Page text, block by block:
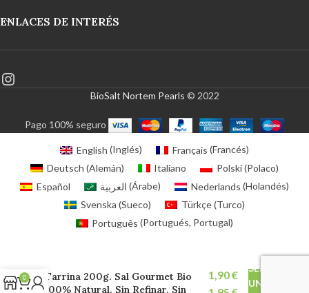
ENLACES DE INTERÉS
BioSalt Nortem Pearls © 2022
Pago 100% seguro
Tarrina 200g. Sal Gourmet Bio
100% Natural. Sin Refinar. Sin
SELECCIONA
UNA
0
English (Inglés) Français (Francés)
Deutsch (Alemán) Italiano Polski(Polaco)
Español
العربية (Árabe) Nederlands (Holandés)
Svenska (Sueco) Türkçe(Turco)
Português (Portugués, Portugal)